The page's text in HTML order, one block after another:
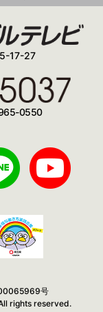
17-27
0550
号
rights reserved.